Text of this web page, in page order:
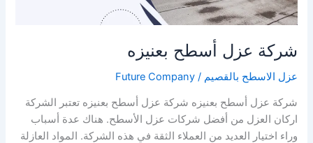
شركة عزل أسطح بعنيزه
عزل الاسطح بالقصيم /
Future Company
شركة عزل أسطح بعنيزه شركة عزل أسطح بعنيزه تعتبر الشركة
اركان العزل من أفضل شركات عزل الأسطح. هناك عدة أسباب
وراء اختيار العديد من العملاء الثقة في هذه الشركة. المواد العازلة